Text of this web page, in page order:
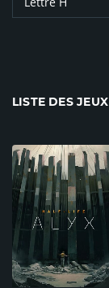
LISTE DES